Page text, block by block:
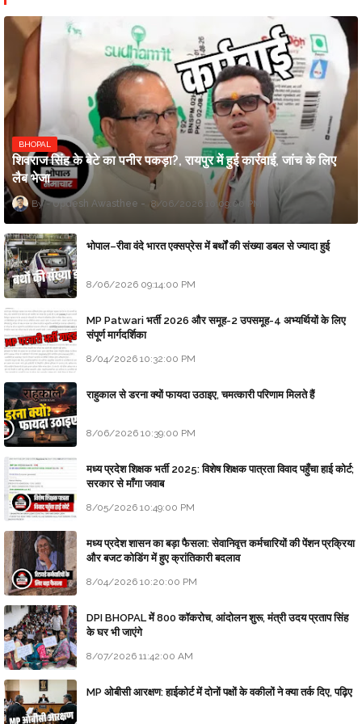
BHOPAL
शिवराज सिंह के बेटे का पनीर पकड़ा?, रायपुर में हुई कार्रवाई, जांच के लिए
लैब भेजा
Updesh Awasthee 8/06/2026 10:09:00 PM
भोपाल–रीवा वंदे भारत एक्सप्रेस में बर्थों की संख्या डबल से ज्यादा हुई
8/06/2026 09:14:00 PM
MP Patwari भर्ती 2026 और समूह-2 उपसमूह-4 अभ्यर्थियों के लिए
संपूर्ण मार्गदर्शिका
8/04/2026 10:32:00 PM
राहुकाल से डरना क्यों फायदा उठाइए, चमत्कारी परिणाम मिलते हैं
8/06/2026 10:39:00 PM
मध्य प्रदेश शिक्षक भर्ती 2025: विशेष शिक्षक पात्रता विवाद पहुँचा हाई कोर्ट;
सरकार से माँगा जवाब
8/05/2026 10:49:00 PM
मध्य प्रदेश शासन का बड़ा फैसला: सेवानिवृत्त कर्मचारियों की पेंशन प्रक्रिया
और बजट कोडिंग में हुए क्रांतिकारी बदलाव
8/04/2026 10:20:00 PM
DPI BHOPAL में 800 कॉकरोच, आंदोलन शुरू, मंत्री उदय प्रताप सिंह
के घर भी जाएंगे
8/07/2026 11:42:00 AM
MP ओबीसी आरक्षण: हाईकोर्ट में दोनों पक्षों के वकीलों ने क्या तर्क दिए, पढ़िए